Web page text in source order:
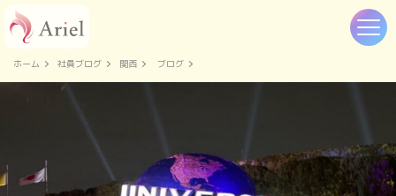
ホーム 社員ブログ 関西 ブログ